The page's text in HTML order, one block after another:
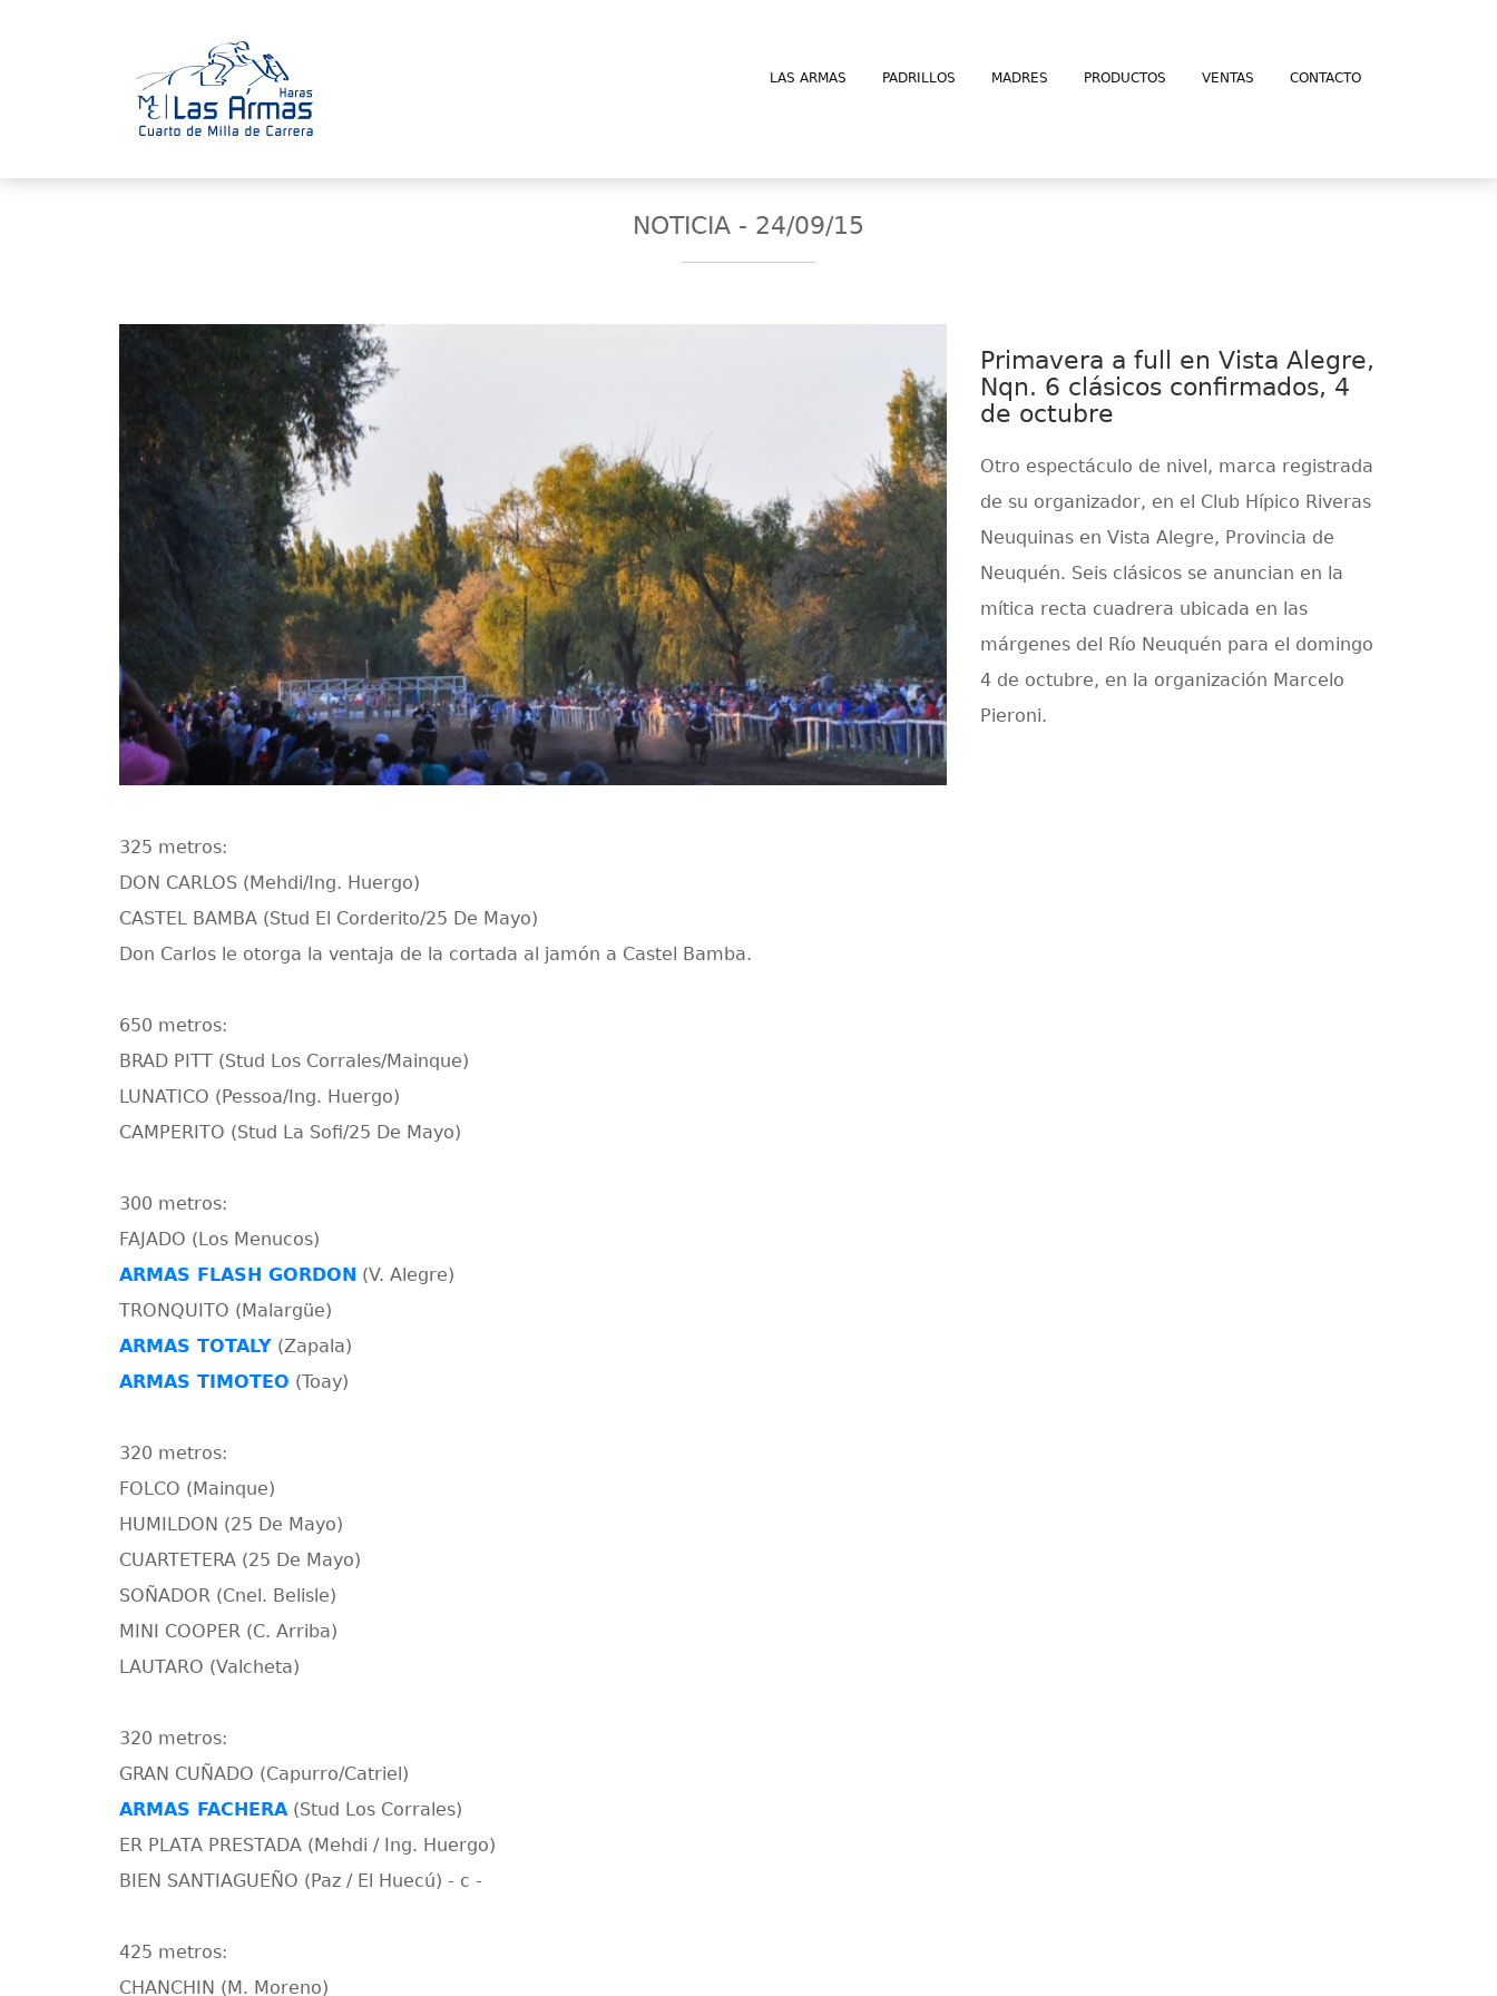
LAS ARMAS PADRILLOS MADRES PRODUCTOS VENTAS CONTACTO
NOTICIA - 24/09/15
Primavera a full en Vista Alegre,
Nqn. 6 clásicos confirmados, 4
de octubre
Otro espectáculo de nivel, marca registrada
de su organizador, en el Club Hípico Riveras
Neuquinas en Vista Alegre, Provincia de
Neuquén. Seis clásicos se anuncian en la
mítica recta cuadrera ubicada en las
márgenes del Río Neuquén para el domingo
4 de octubre, en la organización Marcelo
Pieroni.
325 metros:
DON CARLOS (Mehdi/Ing. Huergo)
CASTEL BAMBA (Stud El Corderito/25 De Mayo)
Don Carlos le otorga la ventaja de la cortada al jamón a Castel Bamba.
650 metros:
BRAD PITT (Stud Los Corrales/Mainque)
LUNATICO (Pessoa/Ing. Huergo)
CAMPERITO (Stud La Sofi/25 De Mayo)
300 metros:
FAJADO (Los Menucos)
ARMAS FLASH GORDON (V. Alegre)
TRONQUITO (Malargüe)
ARMAS TOTALY (Zapala)
ARMAS TIMOTEO (Toay)
320 metros:
FOLCO (Mainque)
HUMILDON (25 De Mayo)
CUARTETERA (25 De Mayo)
SOÑADOR (Cnel. Belisle)
MINI COOPER (C. Arriba)
LAUTARO (Valcheta)
320 metros:
GRAN CUÑADO (Capurro/Catriel)
ARMAS FACHERA (Stud Los Corrales)
ER PLATA PRESTADA (Mehdi / Ing. Huergo)
BIEN SANTIAGUEÑO (Paz / El Huecú) - c -
425 metros:
CHANCHIN (M. Moreno)